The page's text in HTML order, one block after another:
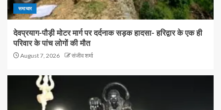
समाचार
देवप्रयाग-पौड़ी मोटर मार्ग पर दर्दनाक सड़क हादसा- हरिद्वार के एक ही
परिवार के पांच लोगों की मौत
August 7, 2026 संजीव शर्मा